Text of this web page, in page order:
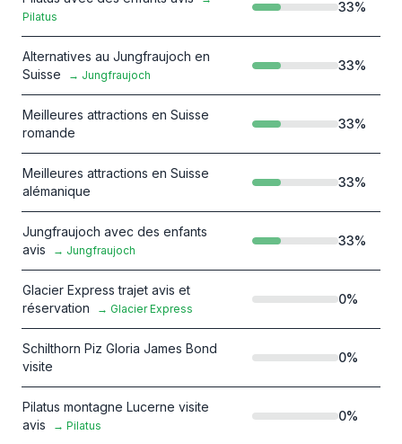
Pilatus
33%
Alternatives au Jungfraujoch en
Suisse
→ Jungfraujoch
33%
Meilleures attractions en Suisse
romande
33%
Meilleures attractions en Suisse
alémanique
33%
Jungfraujoch avec des enfants
avis
→ Jungfraujoch
33%
Glacier Express trajet avis et
réservation
→ Glacier Express
0%
Schilthorn Piz Gloria James Bond
visite
0%
Pilatus montagne Lucerne visite
avis
→ Pilatus
0%